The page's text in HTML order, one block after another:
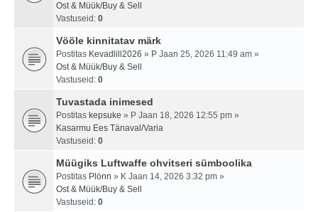
Ost & Müük/Buy & Sell
Vastuseid: 0
Vööle kinnitatav märk
Postitas Kevadlill2026 » P Jaan 25, 2026 11:49 am »
Ost & Müük/Buy & Sell
Vastuseid: 0
Tuvastada inimesed
Postitas kepsuke » P Jaan 18, 2026 12:55 pm »
Kasarmu Ees Tänaval/Varia
Vastuseid: 0
Müügiks Luftwaffe ohvitseri sümboolika
Postitas Plönn » K Jaan 14, 2026 3:32 pm »
Ost & Müük/Buy & Sell
Vastuseid: 0